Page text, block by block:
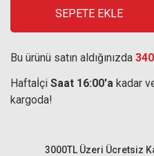
SEPETE EKLE
Bu ürünü satın aldığınızda
Haftaİçi Saat 16:00'a kadar
kargoda!
3000TL Üzeri Ücretsiz